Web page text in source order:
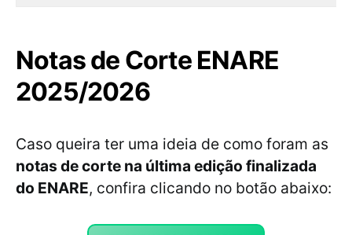
Notas de Corte ENARE
2025/2026
Caso queira ter uma ideia de como foram as
notas de corte na última edição finalizada
do ENARE, confira clicando no botão abaixo: